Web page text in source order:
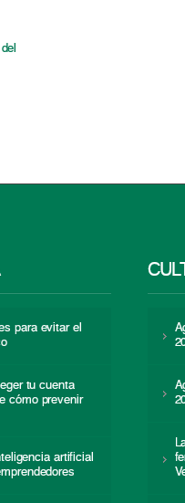
para evitar el
tu cuenta
cómo prevenir
artificial